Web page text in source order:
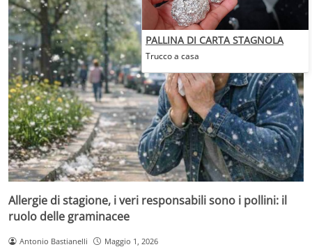
Allergie di stagione, i veri responsabili sono i pollini: il
ruolo delle graminacee
Antonio Bastianelli Maggio 1, 2026
PALLINA DI CARTA STAGNOLA
Trucco a casa